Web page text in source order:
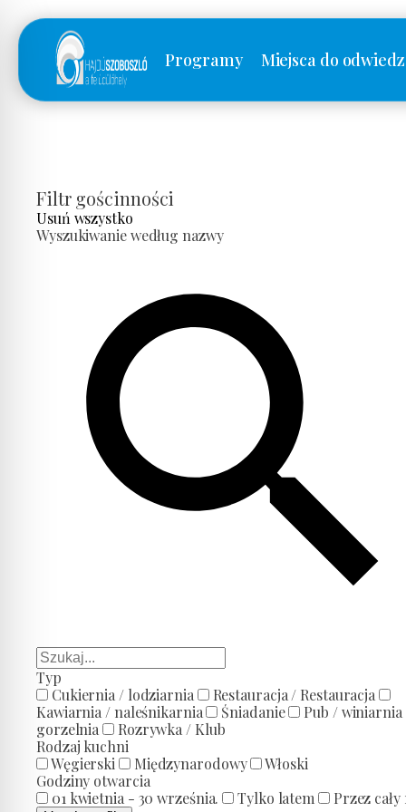
Programy Miejsca do
Filtr gościnności
Usuń wszystko
Wyszukiwanie według nazwy
Typ
Cukiernia / lodziarnia
Restauracja / Restauracja
Kawiarnia / naleśnikarnia
Śniadanie
Pub / winiarnia
gorzelnia
Rozrywka / Klub
Rodzaj kuchni
Węgierski
Międzynarodowy
Włoski
Godziny otwarcia
01 kwietnia - 30 września.
Tylko latem Przez